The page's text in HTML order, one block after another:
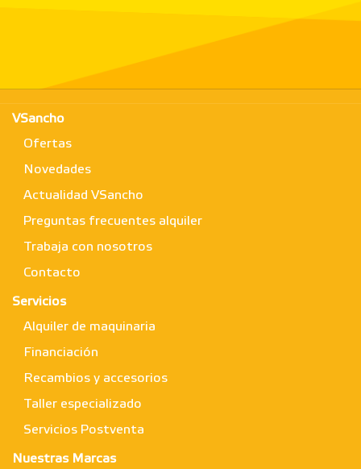
VSancho
Ofertas
Novedades
Actualidad VSancho
Preguntas frecuentes alquiler
Trabaja con nosotros
Contacto
Servicios
Alquiler de maquinaria
Financiación
Recambios y accesorios
Taller especializado
Servicios Postventa
Nuestras Marcas